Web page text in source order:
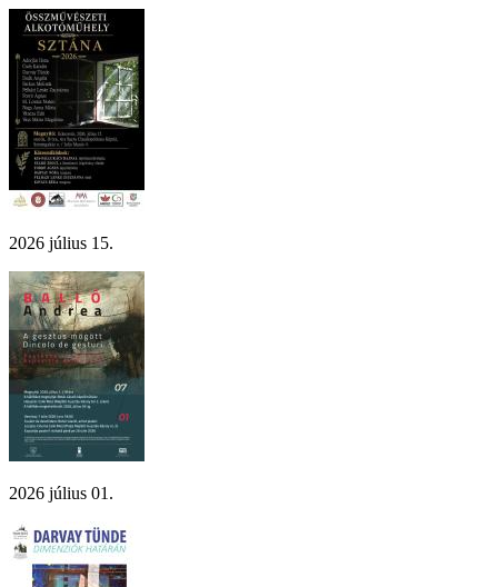
2026 július 15.
2026 július 01.